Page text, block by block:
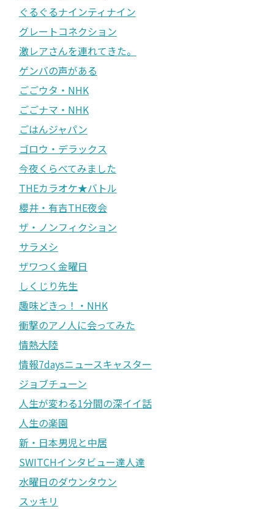
ぐるぐるナインティナイン
グレートコネクション
激レアさんを連れてきた。
ゲンバの声がある
ごごウタ・NHK
ごごナマ・NHK
ごはんジャパン
ゴロウ・デラックス
今夜くらべてみました
THEカラオケ★バトル
櫻井・有吉THE夜会
ザ・ノンフィクション
サラメシ
ザワつく金曜日
しくじり先生
趣味どきっ！・NHK
衝撃のアノ人に会ってみた
情熱大陸
情報7daysニュースキャスター
ジョブチューン
人生が変わる1分間の深イイ話
人生の楽園
新・日本男児と中居
SWITCHインタビュー達人達
水曜日のダウンタウン
スッキリ